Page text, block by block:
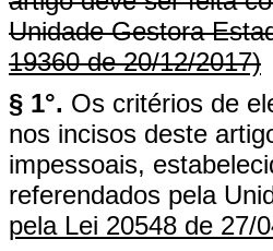
Unidade Gestora
19360 de 20/12/2017)
§ 1°. Os critérios de
nos incisos deste
impessoais,
referendados pela
pela Lei 20548 de 27/